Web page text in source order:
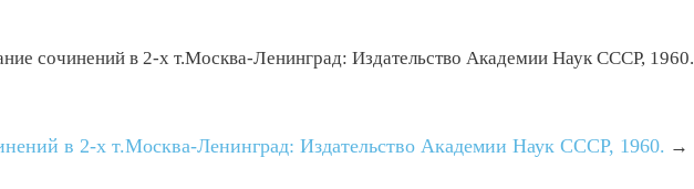
сочинений в 2-х т.Москва-Ленинград: Издательство Академии Наук СССР, 1960.
в 2-х т.Москва-Ленинград: Издательство Академии Наук СССР, 1960. →